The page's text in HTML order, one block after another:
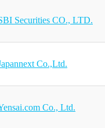
Securities CO., LTD.
Co.,Ltd.
Co., Ltd.